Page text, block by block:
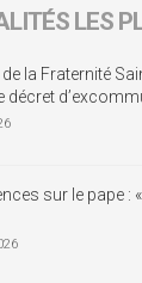
LES
la Fraternité
décret
sur le pape :